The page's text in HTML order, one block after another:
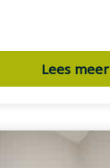
Lees meer